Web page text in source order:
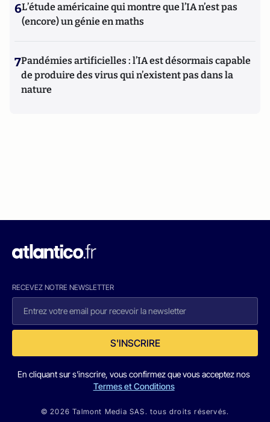
6L’étude américaine qui montre que l’IA n’est pas
(encore) un génie en maths
7Pandémies artificielles : l’IA est désormais capable
de produire des virus qui n’existent pas dans la
nature
RECEVEZ NOTRE NEWSLETTER
S'INSCRIRE
En cliquant sur s'inscrire, vous confirmez que vous acceptez nos
Termes et Conditions
© 2026 Talmont Media SAS. tous droits réservés.